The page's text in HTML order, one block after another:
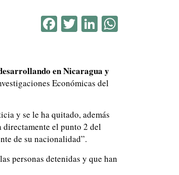
Facebook
TwitterLinkedIn
en Nicaragua y
Económicas del
y se le ha quitado, además
directamente el punto 2 del
de su nacionalidad”.
personas detenidas y que han